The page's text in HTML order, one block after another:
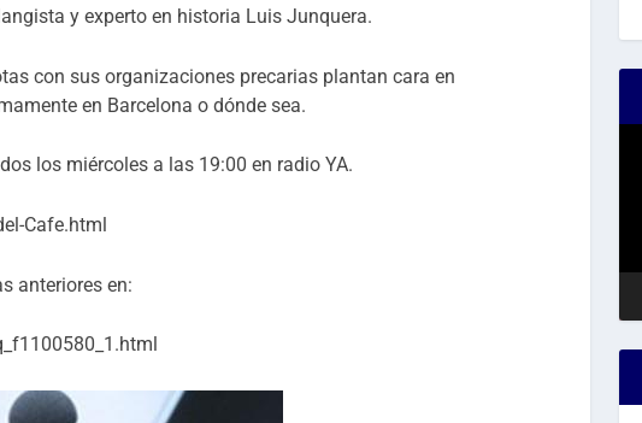
y experto en historia Luis Junquera.
con sus organizaciones precarias plantan cara en
en Barcelona o dónde sea.
los miércoles a las 19:00 en radio YA.
Cafe.html
anteriores en: